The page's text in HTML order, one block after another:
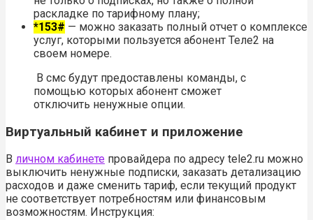
раскладке по тарифному плану;
*153# — можно заказать полный отчет о комплексе
услуг, которыми пользуется абонент Теле2 на
своем номере.
В смс будут предоставлены команды, с
помощью которых абонент сможет
отключить ненужные опции.
Виртуальный кабинет и приложение
В личном кабинете провайдера по адресу tele2.ru можно
выключить ненужные подписки, заказать детализацию
расходов и даже сменить тариф, если текущий продукт
не соответствует потребностям или финансовым
возможностям. Инструкция: